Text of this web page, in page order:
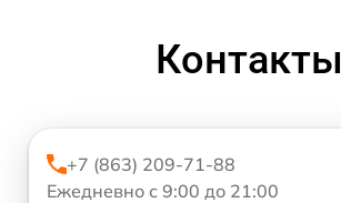
Контакты
+7 (863) 209-71-88
Ежедневно с 9:00 до 21:00